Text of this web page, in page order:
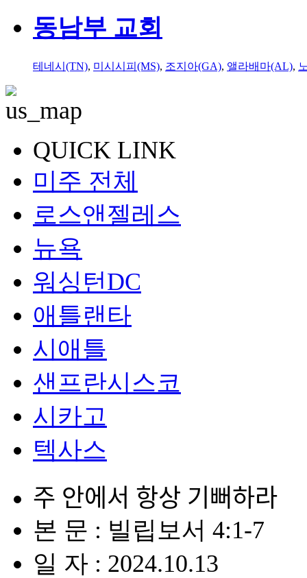
동남부 교회
테네시(TN), 미시시피(MS), 조지아(GA), 앨라배마(AL),
QUICK LINK
미주 전체
로스앤젤레스
뉴욕
워싱턴DC
애틀랜타
시애틀
샌프란시스코
시카고
텍사스
주 안에서 항상 기뻐하라
본 문 : 빌립보서 4:1-7
일 자 : 2024.10.13